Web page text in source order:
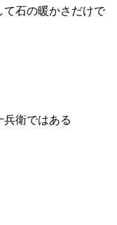
て石の暖かさだけで
兵衛ではある